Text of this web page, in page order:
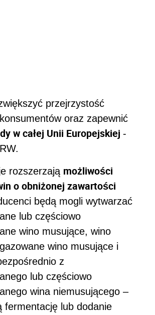
przejrzystość
oraz zapewnić
w całej Unii Europejskiej -
rozszerzają możliwości
o obniżonej zawartości
będą mogli wytwarzać
lub częściowo
wino musujące, wino
wino musujące i
z
lub częściowo
wina niemusującego –
fermentację lub dodanie